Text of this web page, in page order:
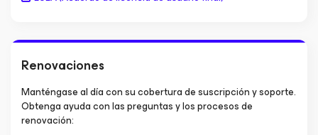
Renovaciones
Manténgase al día con su cobertura de suscripción y soporte.
Obtenga ayuda con las preguntas y los procesos de
renovación: